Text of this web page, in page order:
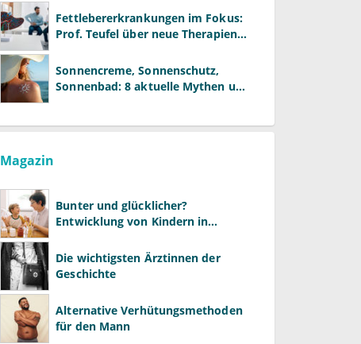
Fettlebererkrankungen im Fokus:
Prof. Teufel über neue Therapien
Sonnencreme, Sonnenschutz,
Sonnenbad: 8 aktuelle Mythen und
Magazin
Bunter und glücklicher?
Entwicklung von Kindern in
Die wichtigsten Ärztinnen der
Geschichte
Alternative Verhütungsmethoden
für den Mann